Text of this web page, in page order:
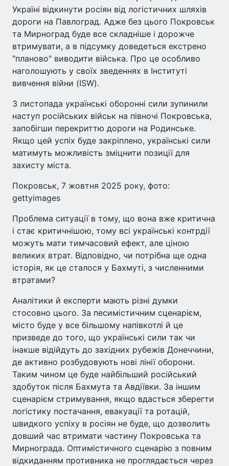
Україні відкинути росіян від логістичних шляхів
дороги на Павлоград. Адже без цього Покровськ
та Мирноград буде все складніше і дорожче
втримувати, а в підсумку доведеться екстрено
"планово" виводити війська. Про це особливо
наголошують у своїх зведеннях в Інституті
вивчення війни (ISW).
3 листопада українські оборонні сили зупинили
наступ російських військ на півночі Покровська,
запобігши перекриттю дороги на Родинське.
Якщо цей успіх буде закріплено, українські сили
матимуть можливість зміцнити позиції для
захисту міста.
Покровськ, 7 жовтня 2025 року, фото:
gettyimages
Проблема ситуації в тому, що вона вже критична
і стає критичнішою, тому всі українські контрдії
можуть мати тимчасовий ефект, але ціною
великих втрат. Відповідно, чи потрібна ще одна
історія, як це сталося у Бахмуті, з численними
втратами?
Аналітики й експерти мають різні думки
стосовно цього. За песимістичним сценарієм,
місто буде у все більшому напівкотлі й це
призведе до того, що українські сили так чи
інакше відійдуть до західних рубежів Донеччини,
де активно розбудовують нові лінії оборони.
Таким чином це буде найбільший російський
здобуток після Бахмута та Авдіївки. За іншим
сценарієм стримування, якщо вдасться зберегти
логістику постачання, евакуації та ротацій,
швидкого успіху в росіян не буде, що дозволить
довший час втримати частину Покровська та
Мирнограда. Оптимістичного сценарію з повним
відкиданням противника не проглядається через